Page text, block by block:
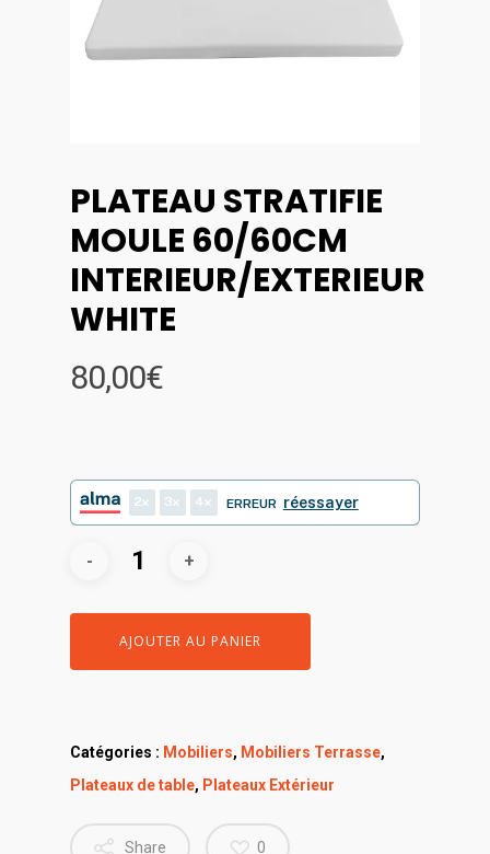
PLATEAU STRATIFIE
MOULE 60/60CM
INTERIEUR/EXTERIEUR
WHITE
80,00€
2 3 4 ERREUR réessayer
AJOUTER AU PANIER
Catégories : Mobiliers, Mobiliers Terrasse,
Plateaux de table, Plateaux Extérieur
Share 0